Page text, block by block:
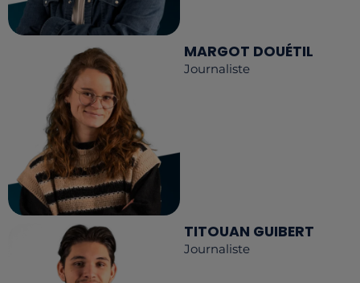
MARGOT DOUÉTIL
Journaliste
TITOUAN GUIBERT
Journaliste